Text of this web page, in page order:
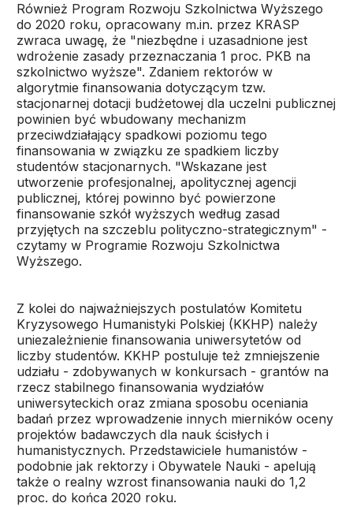
Również Program Rozwoju Szkolnictwa Wyższego
do 2020 roku, opracowany m.in. przez KRASP
zwraca uwagę, że "niezbędne i uzasadnione jest
wdrożenie zasady przeznaczania 1 proc. PKB na
szkolnictwo wyższe". Zdaniem rektorów w
algorytmie finansowania dotyczącym tzw.
stacjonarnej dotacji budżetowej dla uczelni publicznej
powinien być wbudowany mechanizm
przeciwdziałający spadkowi poziomu tego
finansowania w związku ze spadkiem liczby
studentów stacjonarnych. "Wskazane jest
utworzenie profesjonalnej, apolitycznej agencji
publicznej, której powinno być powierzone
finansowanie szkół wyższych według zasad
przyjętych na szczeblu polityczno-strategicznym" -
czytamy w Programie Rozwoju Szkolnictwa
Wyższego.
Z kolei do najważniejszych postulatów Komitetu
Kryzysowego Humanistyki Polskiej (KKHP) należy
uniezależnienie finansowania uniwersytetów od
liczby studentów. KKHP postuluje też zmniejszenie
udziału - zdobywanych w konkursach - grantów na
rzecz stabilnego finansowania wydziałów
uniwersyteckich oraz zmiana sposobu oceniania
badań przez wprowadzenie innych mierników oceny
projektów badawczych dla nauk ścisłych i
humanistycznych. Przedstawiciele humanistów -
podobnie jak rektorzy i Obywatele Nauki - apelują
także o realny wzrost finansowania nauki do 1,2
proc. do końca 2020 roku.